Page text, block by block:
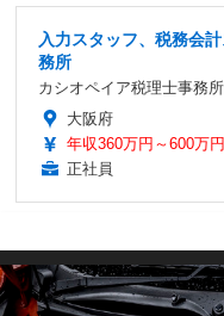
入力スタッフ、税務会
務所
カシオペイア税理士事務所
大阪府
年収360万円～600万円
正社員